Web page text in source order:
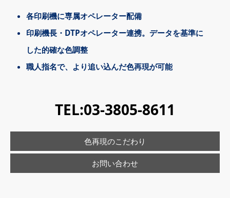
各印刷機に専属オペレーター配備
印刷機長・DTPオペレーター連携。データを基準に
した的確な色調整
職人指名で、より追い込んだ色再現が可能
TEL:03-3805-8611
色再現のこだわり
お問い合わせ